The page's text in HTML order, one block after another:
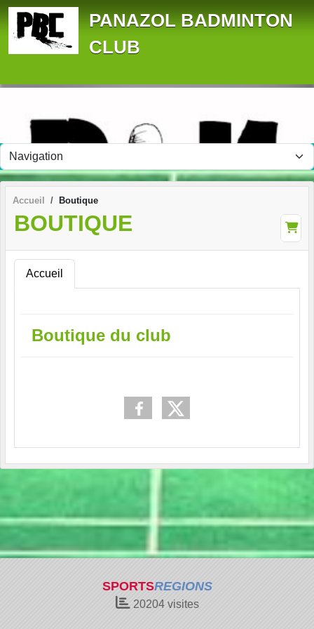
PANAZOL BADMINTON
CLUB
Accueil Boutique
BOUTIQUE
Accueil
Boutique du club
SPORTSREGIONS
20204visites
Panneau de gestion des cookies